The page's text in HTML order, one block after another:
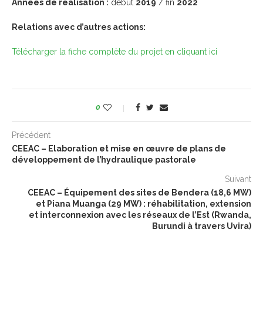
Années de réalisation : début 2019 / fin 2022
Relations avec d’autres actions:
Télécharger la fiche complète du projet en cliquant ici
0
Précédent
CEEAC – Elaboration et mise en œuvre de plans de
développement de l’hydraulique pastorale
Suivant
CEEAC – Équipement des sites de Bendera (18,6 MW)
et Piana Muanga (29 MW) : réhabilitation, extension
et interconnexion avec les réseaux de l’Est (Rwanda,
Burundi à travers Uvira)